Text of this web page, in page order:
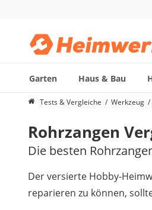
Garten Haus & Bau
Die beliebtesten
Feuchtigkeitsmessgerät
Alkoholtester
Endoskop-Kamera
Nadelentroster
Winkelschleifer-230-mm
Stechbeitel
Tests & Vergleiche Werkzeug
Rohrzangen
Die besten
Der versierte Hobby-
reparieren zu können,